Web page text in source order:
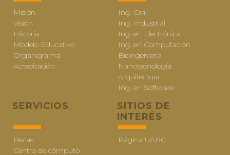
Misión
Visión
Historia
Modelo Educativo
Organigrama
Acreditación
Ing. Civil
Ing. Industrial
Ing. en Electrónica
Ing. en Computación
Bioingeniería
Nanotecnología
Arquitectura
Ing. en Software
SERVICIOS
Becas
Centro de cómputo
SITIOS DE
INTERÉS
Página UABC